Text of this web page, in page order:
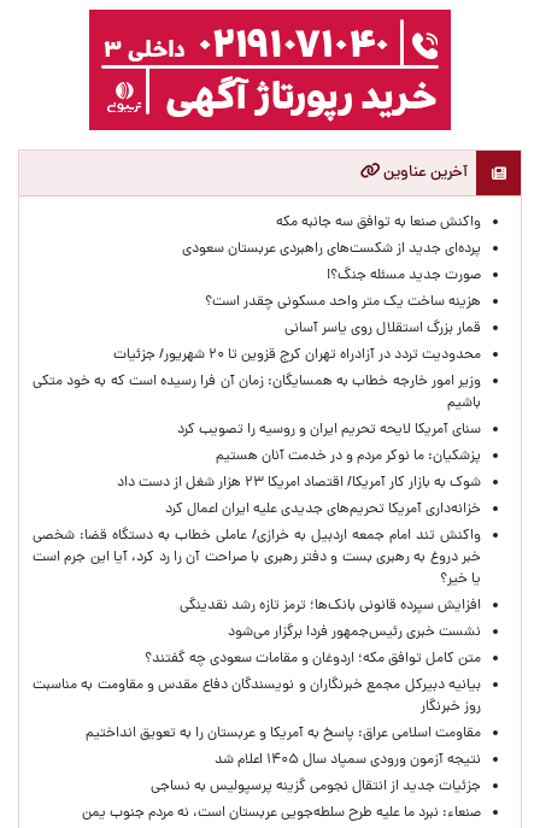
آخرین عناوین
واکنش صنعا به توافق سه جانبه مکه
پرده‌ای جدید از شکست‌های راهبردی عربستان سعودی
صورت جدید مسئله جنگ؟!
هزینه ساخت یک متر واحد مسکونی چقدر است؟
قمار بزرگ استقلال روی یاسر آسانی
محدودیت تردد در آزادراه تهران کرج قزوین تا ۲۰ شهریور/ جزئیات
وزیر امور خارجه خطاب به همسایگان: زمان آن فرا رسیده است که به خود متکی
باشیم
سنای آمریکا لایحه تحریم ایران و روسیه را تصویب کرد
پزشکیان: ما نوکر مردم و در خدمت آنان هستیم
شوک به بازار کار آمریکا/ اقتصاد امریکا ۲۳ هزار شغل از دست داد
خزانه‌داری آمریکا تحریم‌های جدیدی علیه ایران اعمال کرد
واکنش تند امام جمعه اردبیل به خرازی/ عاملی خطاب به دستگاه قضا: شخصی
خبر دروغ به رهبری بست و دفتر رهبری با صراحت آن را رد کرد، آیا این جرم است
یا خیر؟
افزایش سپرده قانونی بانک‌ها؛ ترمز تازه رشد نقدینگی
نشست خبری رئیس‌جمهور فردا برگزار می‌شود
متن کامل توافق مکه؛ اردوغان و مقامات سعودی چه گفتند؟
بیانیه دبیرکل مجمع خبرنگاران و نویسندگان دفاع مقدس و مقاومت به مناسبت
روز خبرنگار
مقاومت اسلامی عراق: پاسخ به آمریکا و عربستان را به تعویق انداختیم
نتیجه آزمون ورودی سمپاد سال ۱۴۰۵ اعلام شد
جزئیات جدید از انتقال نجومی گزینه پرسپولیس به نساجی
صنعاء: نبرد ما علیه طرح سلطه‌جویی عربستان است، نه مردم جنوب یمن